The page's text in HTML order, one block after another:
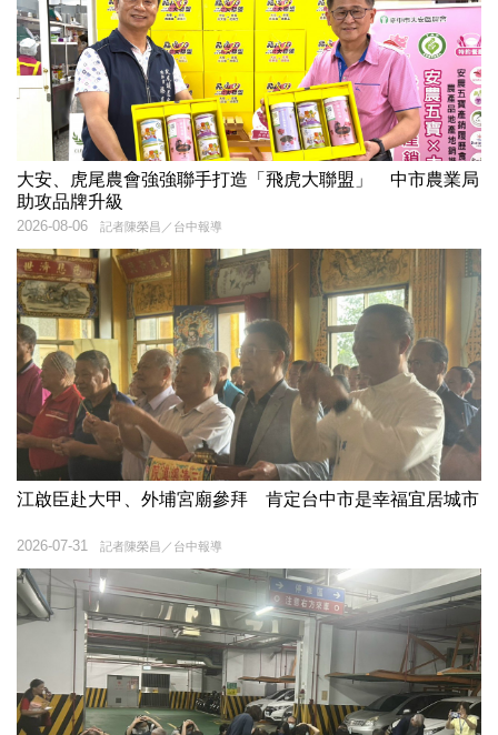
大安、虎尾農會強強聯手打造「飛虎大聯盟」 中市農業局
助攻品牌升級
記者陳榮昌／台中報導
2026-08-06
江啟臣赴大甲、外埔宮廟參拜 肯定台中市是幸福宜居城市
記者陳榮昌／台中報導
2026-07-31